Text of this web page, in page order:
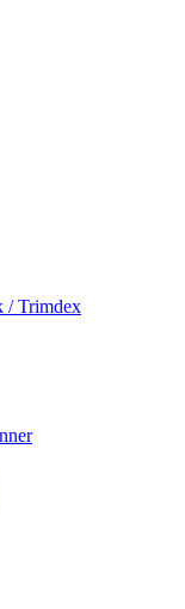
/ Trimdex